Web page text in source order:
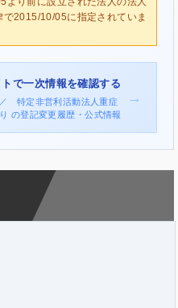
で2015/10/05に指定されていま
で一次情報を確認する
特定非営利活動法人重症
の登記変更履歴・公式情報
→